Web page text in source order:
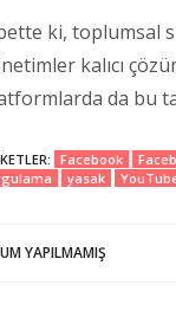
ki, toplumsal
kalıcı
da bu
Facebook
yasak
YAPILMAMIŞ